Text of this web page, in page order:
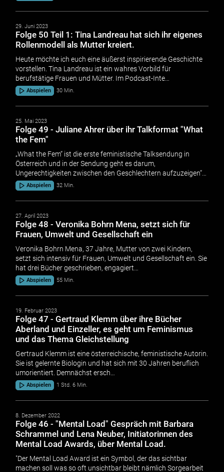
29. Juni 2023
Folge 50 Teil 1: Tina Landreau hat sich ihr eigenes
Rollenmodell als Mutter kreiert.
Heute möchte ich euch eine äußerst inspirierende Geschichte
vorstellen. Tina Landreau ist ein wahres Vorbild für
berufstätige Frauen und Mütter. Im Podcast-Inte…
Abspielen 30 Min.
25. Mai 2023
Folge 49 - Juliane Ahrer über ihr Talkformat "What
the Fem"
„What the Fem“ ist die erste feministische Talksendung in
Österreich und in der Sendung geht es darum,
Ungerechtigkeiten zwischen den Geschlechtern aufzuzeigen“…
Abspielen 32 Min.
27. April 2023
Folge 48 - Veronika Bohrn Mena, setzt sich für
Frauen, Umwelt und Gesellschaft ein
Veronika Bohrn Mena, 37 Jahre, Mutter von zwei Kindern,
setzt sich intensiv für Frauen, Umwelt und Gesellschaft ein. Sie
hat drei Bücher geschrieben, engagiert…
Abspielen 55 Min.
19. Februar 2023
Folge 47 - Gertraud Klemm über ihre Bücher
Aberland und Einzeller, es geht um Feminismus
und das Thema Gleichstellung
Gertraud Klemm ist eine österreichische, feministische Autorin.
Sie ist gelernte Biologin und hat sich mit 30 Jahren beruflich
umorientiert. Demnächst ersch…
Abspielen 1 Std. 6 Min.
8. Dezember 2022
Folge 46 - "Mental Load" Gespräch mit Barbara
Schrammel und Lena Neuber, Initiatorinnen des
Mental Load Awards, über Mental Load.
"Der Mental Load Award ist ein Symbol, der das sichtbar
machen soll was so oft unsichtbar bleibt nämlich Sorgearbeit